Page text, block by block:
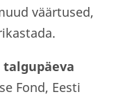
väärtused,
Fond, Eesti